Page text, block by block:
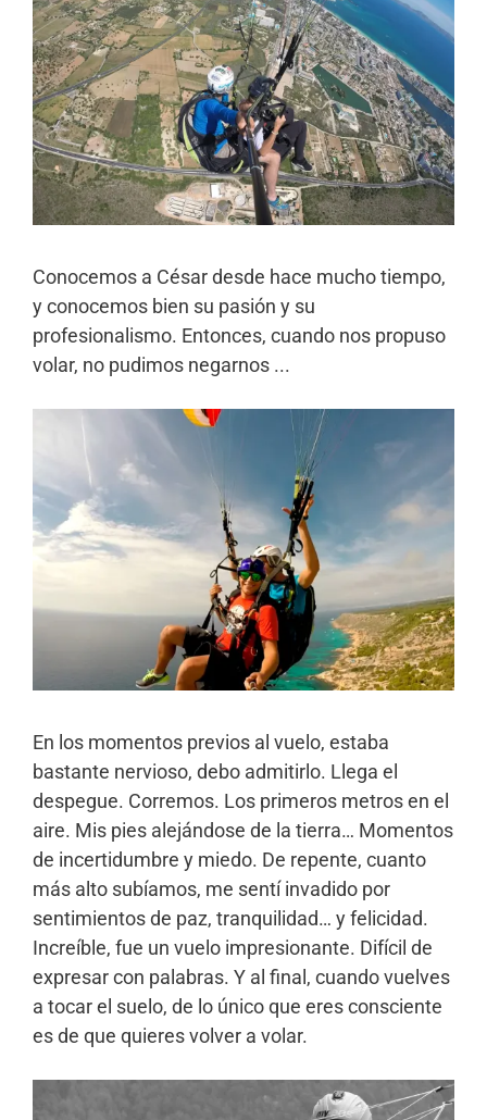
Conocemos a César desde hace mucho tiempo,
y conocemos bien su pasión y su
profesionalismo. Entonces, cuando nos propuso
volar, no pudimos negarnos ...
En los momentos previos al vuelo, estaba
bastante nervioso, debo admitirlo. Llega el
despegue. Corremos. Los primeros metros en el
aire. Mis pies alejándose de la tierra… Momentos
de incertidumbre y miedo. De repente, cuanto
más alto subíamos, me sentí invadido por
sentimientos de paz, tranquilidad… y felicidad.
Increíble, fue un vuelo impresionante. Difícil de
expresar con palabras. Y al final, cuando vuelves
a tocar el suelo, de lo único que eres consciente
es de que quieres volver a volar.